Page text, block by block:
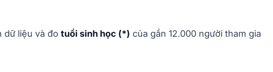
dữ liệu và đo tuổi sinh học (*) của gần 12.000 người tham gia